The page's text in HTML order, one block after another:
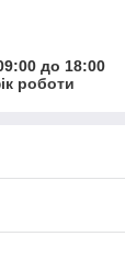
до 18:00
роботи